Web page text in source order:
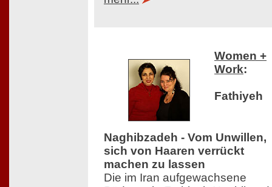
Women +
Work:
Fathiyeh
Naghibzadeh - Vom Unwillen,
sich von Haaren verrückt
machen zu lassen
Die im Iran aufgewachsene